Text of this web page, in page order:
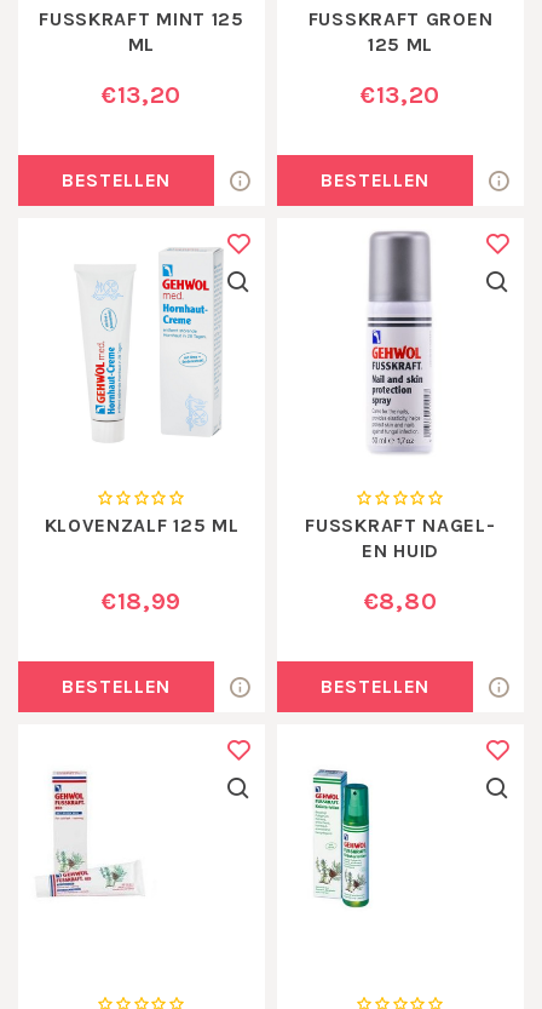
FUSSKRAFT MINT 125
ML
€13,20
BESTELLEN
FUSSKRAFT GROEN
125 ML
€13,20
BESTELLEN
KLOVENZALF 125 ML
€18,99
BESTELLEN
FUSSKRAFT NAGEL-
EN HUID
SPRAY
€8,80
BESTELLEN